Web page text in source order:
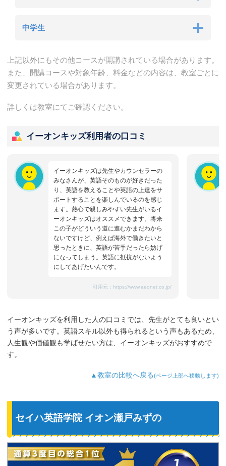
中学生
上記以外にもその他コースが開講されている場合があります。
また、開講コースや対象年齢、料金などの内容は、教室ごとに
変更されている場合があります。
詳しくは教室にてご確認ください。
イーオンキッズ利用者の口コミ
イーオンキッズは先生やカウンセラーの
みなさんが、英語そのものが好きだった
り、英語を教えることや英語の上達をサ
ポートすることを楽しんでいるのを感じ
ます。熱心で親しみやすい先生がいるイ
ーオンキッズはオススメできます。将来
この子がどういう道に進むかまだわから
ないですけど、例えば海外で働きたいと
思ったときに、英語が苦手だったら妨げ
になってしまう。英語に抵抗がないよう
にしてあげたいんです。
引用元： https://www.aeonet.co.jp/
イーオンキッズを利用した人の口コミでは、先生がとても良いとい
う声が多いです。英語スキル以外も得られるという声もあるため、
人生観や価値観も学ばせたい方は、イーオンキッズがおすすめで
す。
▲教室の比較へ戻る(ページ上部へ移動します)
セイハ英語学院 イオン瀬戸みずの